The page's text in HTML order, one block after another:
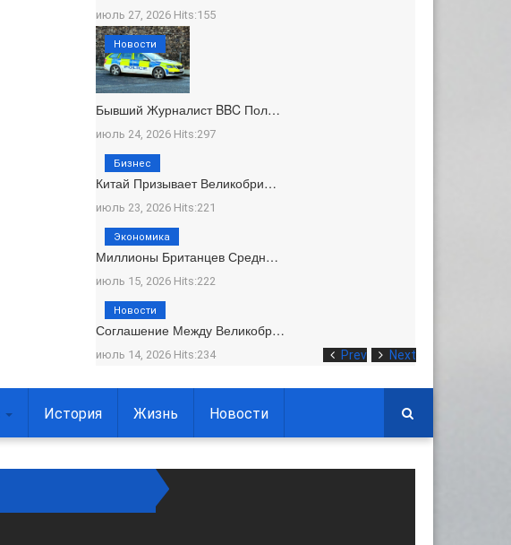
Prev Next
июль 27, 2026 Hits:155
Бывший Журналист BBC Пол…
июль 24, 2026 Hits:297
Новости
Китай Призывает Великобри…
июль 23, 2026 Hits:221
Бизнес
Миллионы Британцев Средн…
июль 15, 2026 Hits:222
Экономика
Соглашение Между Великобр…
июль 14, 2026 Hits:234
Новости
История Жизнь Новости